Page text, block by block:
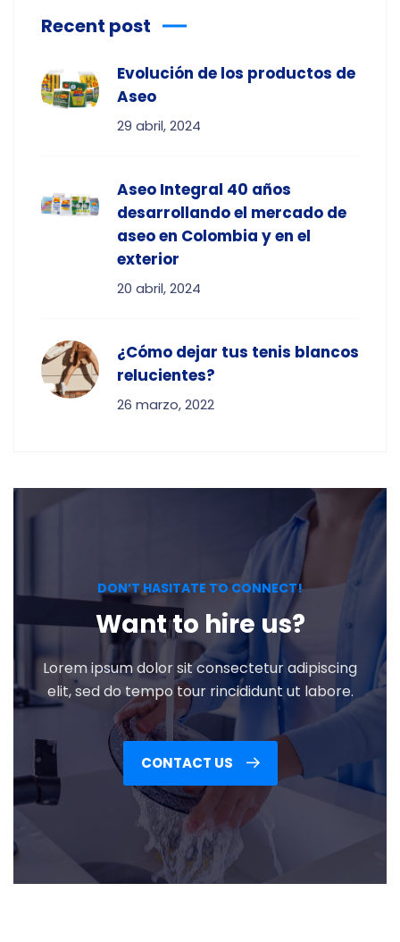
Recent post
Evolución de los productos de
Aseo
29 abril, 2024
Aseo Integral 40 años
desarrollando el mercado de
aseo en Colombia y en el
exterior
20 abril, 2024
¿Cómo dejar tus tenis blancos
relucientes?
26 marzo, 2022
DON’T HASITATE TO CONNECT!
Want to hire us?
Lorem ipsum dolor sit consectetur adipiscing
elit, sed do tempo tour rincididunt ut labore.
CONTACT US